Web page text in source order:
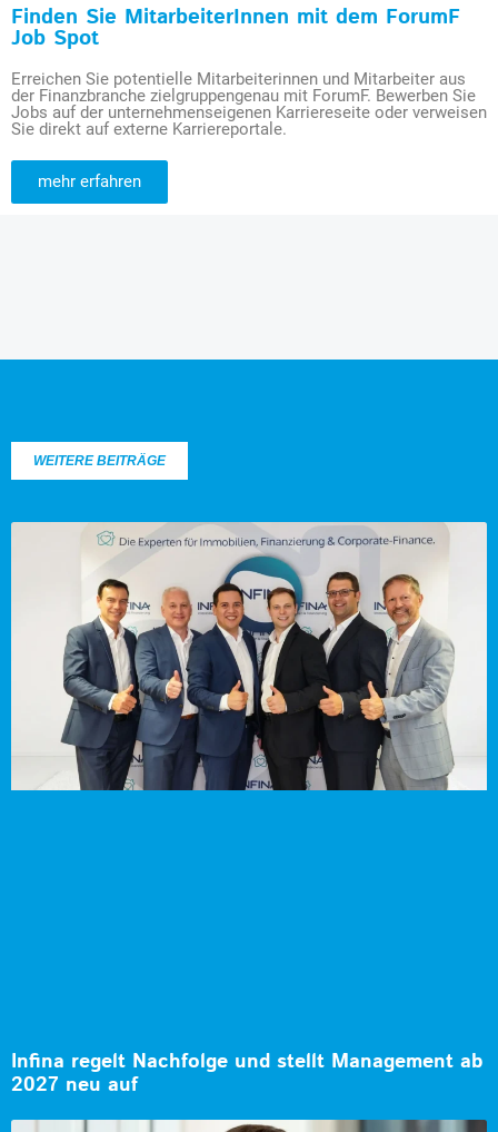
Finden Sie MitarbeiterInnen mit dem ForumF
Job Spot
Erreichen Sie potentielle Mitarbeiterinnen und Mitarbeiter aus
der Finanzbranche zielgruppengenau mit ForumF. Bewerben Sie
Jobs auf der unternehmenseigenen Karriereseite oder verweisen
Sie direkt auf externe Karriereportale.
mehr erfahren
WEITERE BEITRÄGE
Infina regelt Nachfolge und stellt Management ab
2027 neu auf